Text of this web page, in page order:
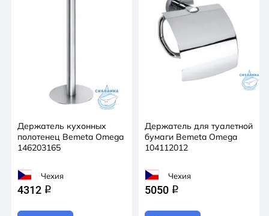
Держатель кухонных
полотенец Bemeta Omega
146203165
Чехия
4312 q
Держатель для туалетной
бумаги Bemeta Omega
104112012
Чехия
5050 q